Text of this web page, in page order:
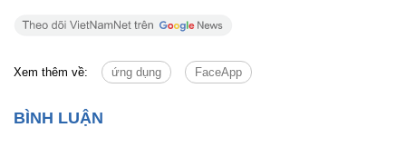
Xem thêm về: ứng dụng FaceApp